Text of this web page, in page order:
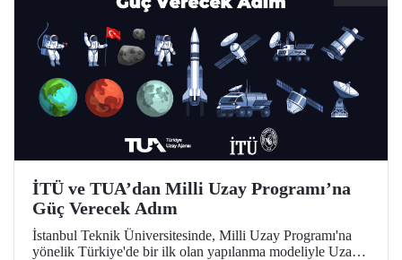
İTÜ ve TUA’dan Milli Uzay Programı’na
Güç Verecek Adım
İstanbul Teknik Üniversitesinde, Milli Uzay Programı'na
yönelik Türkiye'de bir ilk olan yapılanma modeliyle Uzay